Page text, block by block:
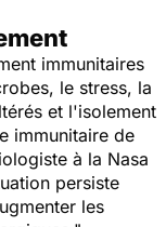
immunitaires
le stress, la
et l'isolement
immunitaire de
à la Nasa
persiste
les